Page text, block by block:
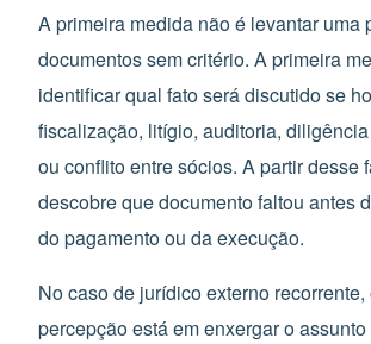
A primeira medida não é levantar uma
documentos sem critério. A primeira
identificar qual fato será discutido se
fiscalização, litígio, auditoria,
ou conflito entre sócios. A partir desse
descobre que documento faltou antes
do pagamento ou da execução.
No caso de jurídico externo recorrente,
percepção está em enxergar o